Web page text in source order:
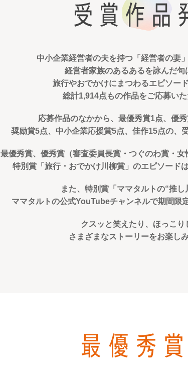
中小企業経営者の夫を持つ「経営者の妻
経営者家族のあるあるを詠んだ句
旅行やおでかけにまつわるエピソー
総計1,914点もの作品をご応募いた
応募作品のなかから、最優秀賞1点、優秀
奨励賞5点、中小企業応援賞5点、佳作15点の、
最優秀賞、優秀賞（審査委員長賞・つぐのわ賞・女
特別賞「旅行・おでかけ川柳賞」のエピソード
また、特別賞「ママタルトの“推し
ママタルトの公式YouTubeチャンネルで期間限
クスッと笑えたり、ほっこり
さまざまなストーリーをお楽し